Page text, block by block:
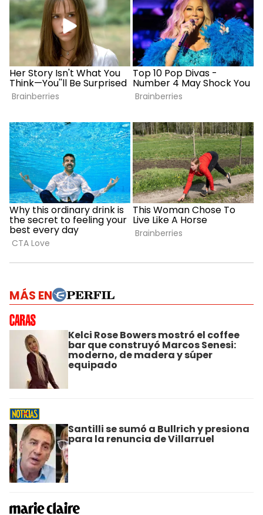
MÁS EN
Kelci Rose Bowers mostró el coffee
bar que construyó Marcos Senesi:
moderno, de madera y súper
equipado
Santilli se sumó a Bullrich y presiona
para la renuncia de Villarruel